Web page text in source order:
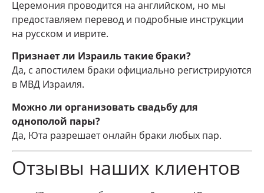
Церемония проводится на английском, но мы
предоставляем перевод и подробные инструкции
на русском и иврите.
Признает ли Израиль такие браки?
Да, с апостилем браки официально регистрируются
в МВД Израиля.
Можно ли организовать свадьбу для
однополой пары?
Да, Юта разрешает онлайн браки любых пар.
Отзывы наших клиентов